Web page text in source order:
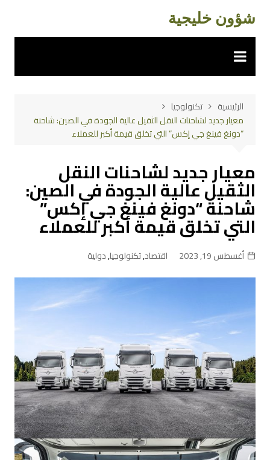
المحتوى
شؤون خليجية
الرئيسية
تكنولوجيا
معيار جديد لشاحنات النقل الثقيل عالية الجودة في الصين: شاحنة
“دونغ فينغ جي إكس” التي تخلق قيمة أكبر للعملاء
معيار جديد لشاحنات النقل
الثقيل عالية الجودة في الصين:
شاحنة “دونغ فينغ جي إكس”
التي تخلق قيمة أكبر للعملاء
أغسطس 19, 2023 اقتصاد,تكنولوجيا,دولية